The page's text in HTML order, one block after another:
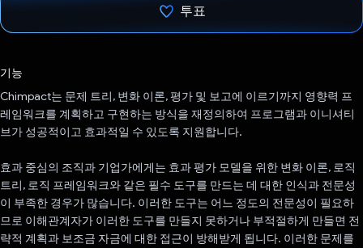
투표
기능
Chimpact는 문제 트리, 변화 이론, 평가 및 보고에 이르기까지 영향력 프
레임워크를 계획하고 구현하는 방식을 재정의하여 프로그램과 이니셔티
브가 성공적이고 효과적일 수 있도록 지원합니다.
효과 중심의 조직과 기업가에게는 효과 평가 모델을 위한 변화 이론, 로직
트리, 로직 프레임워크와 같은 필수 도구를 만드는 데 대한 인식과 전문성
이 부족한 경우가 많습니다. 이러한 도구는 어느 정도의 전문성이 필요하
므로 이해관계자가 이러한 도구를 만들지 못하거나 부적절하게 만들면 전
략적 계획과 보조금 자금에 대한 접근이 방해받게 됩니다. 이러한 문제를